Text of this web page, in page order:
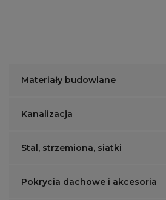
Materiały budowlane
Kanalizacja
Stal, strzemiona, siatki
Pokrycia dachowe i akcesoria